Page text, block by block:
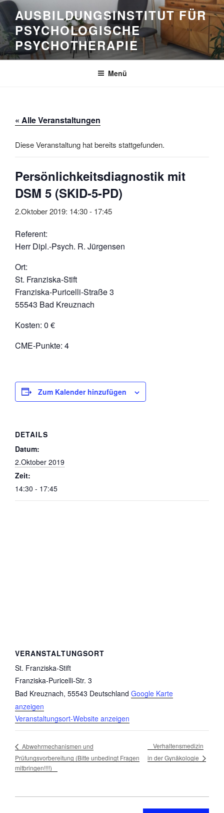
Zum
Inhalt
springen
AUSBILDUNGSINSTITUT FÜR
PSYCHOLOGISCHE
PSYCHOTHERAPIE
Menü
« Alle Veranstaltungen
Diese Veranstaltung hat bereits stattgefunden.
Persönlichkeitsdiagnostik mit
DSM 5 (SKID-5-PD)
2.Oktober 2019: 14:30- 17:45
Referent:
Herr Dipl.-Psych. R. Jürgensen
Ort:
St. Franziska-Stift
Franziska-Puricelli-Straße 3
55543 Bad Kreuznach
Kosten: 0 €
CME-Punkte: 4
Zum Kalender hinzufügen
DETAILS
Datum:
2.Oktober 2019
Zeit:
14:30 - 17:45
VERANSTALTUNGSORT
St. Franziska-Stift
Franziska-Puricelli-Str. 3
Bad Kreuznach, 55543 Deutschland Google Karte
anzeigen
Veranstaltungsort-Website anzeigen
Abwehrmechanismen und
Prüfungsvorbereitung (Bitte unbedingt Fragen
mitbringen!!!!)
Verhaltensmedizin
in der Gynäkologie